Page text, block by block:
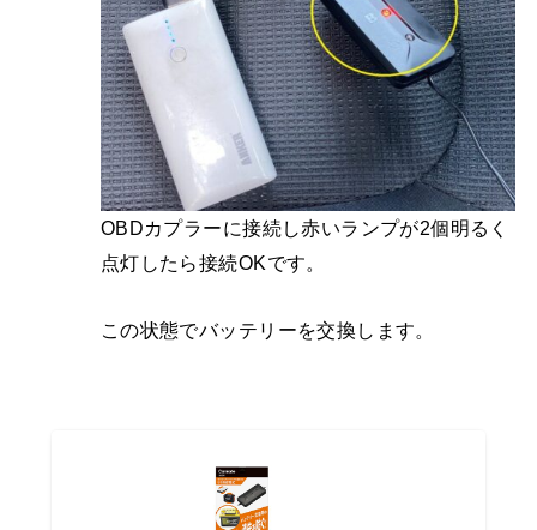
OBDカプラーに接続し赤いランプが2個明るく
点灯したら接続OKです。
この状態でバッテリーを交換します。